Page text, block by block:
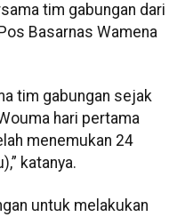
tim gabungan dari
Basarnas Wamena
tim gabungan sejak
hari pertama
menemukan 24
katanya.
untuk melakukan